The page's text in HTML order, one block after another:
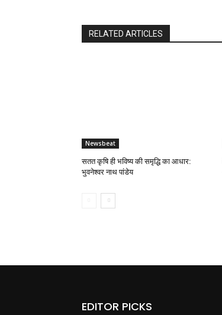
RELATED ARTICLES
Newsbeat
सतत कृषि ही भविष्य की समृद्धि का आधार:
भुवनेश्वर नाथ पांडेय
EDITOR PICKS